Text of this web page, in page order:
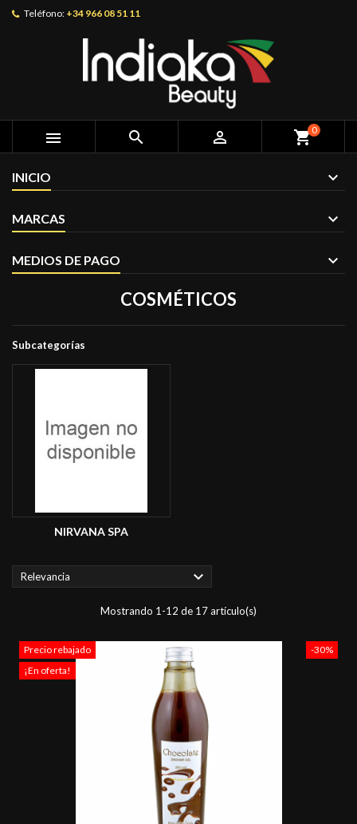
Teléfono: +34 966 08 51 11
   shopping_cart0
INICIO
MARCAS
MEDIOS DE PAGO
COSMÉTICOS
Subcategorías
NIRVANA SPA
Relevancia 
Mostrando 1-12 de 17 artículo(s)
-30%
Precio rebajado
¡En oferta!